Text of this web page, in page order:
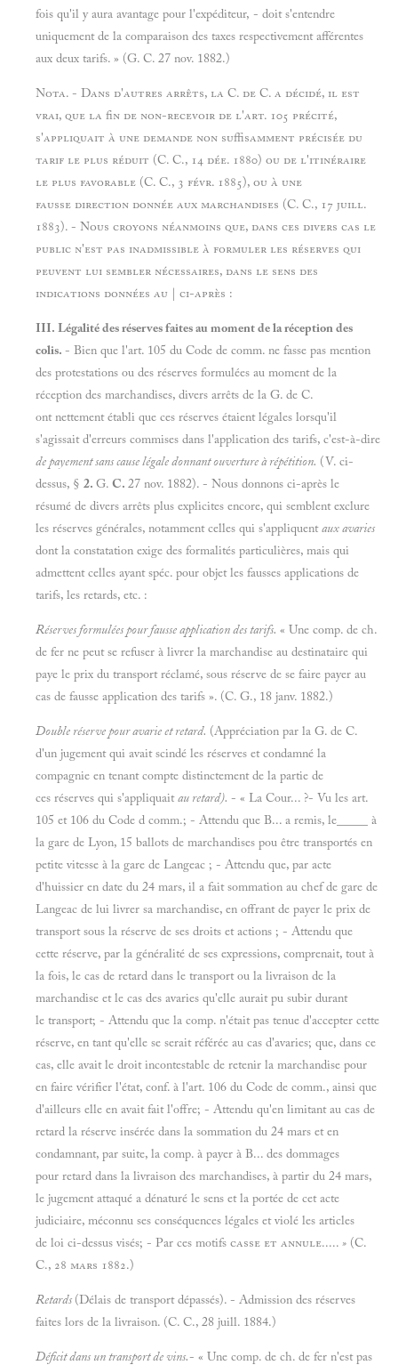
fois qu'il y aura avantage pour l'expéditeur, - doit s'entendre
uniquement de la comparaison des taxes respectivement afférentes
aux deux tarifs. » (G. C. 27 nov. 1882.)
Nota. - Dans d'autres arrêts, la C. de C. a décidé, il est
vrai, que la fin de non-recevoir de l'art. 105 précité,
s'appliquait à une demande non suffisamment précisée du
tarif le plus réduit (C. C., 14 dée. 1880) ou de l'itinéraire
le plus favorable (C. C., 3 févr. 1885), ou à une
fausse direction donnée aux marchandises (C. C., 17 juill.
1883). - Nous croyons néanmoins que, dans ces divers cas le
public n'est pas inadmissible à formuler les réserves qui
peuvent lui sembler nécessaires, dans le sens des
indications données au | ci-après :
III. Légalité des réserves faites au moment de la réception des
colis. - Bien que l'art. 105 du Code de comm. ne fasse pas mention
des protestations ou des réserves formulées au moment de la
réception des marchandises, divers arrêts de la G. de C.
ont nettement établi que ces réserves étaient légales lorsqu'il
s'agissait d'erreurs commises dans l'application des tarifs, c'est-à-dire
de payement sans cause légale donnant ouvertureàrépétition. (V. ci-
dessus, § 2. G. C. 27 nov. 1882). - Nous donnons ci-après le
résumé de divers arrêts plus explicites encore, qui semblent exclure
les réserves générales, notamment celles qui s'appliquentaux avaries
dont la constatation exige des formalités particulières, mais qui
admettent celles ayant spéc. pour objet les fausses applications de
tarifs, les retards, etc. :
Réserves formulées pour fausse application des tarifs. « Une comp. de ch.
de fer ne peut se refuser à livrer la marchandise au destinataire qui
paye le prix du transport réclamé, sous réserve de se faire payer au
cas de fausse application des tarifs ». (C. G., 18 janv. 1882.)
Double réserve pour avarie et retard. (Appréciation par la G. de C.
d'un jugement qui avait scindé les réserves et condamné la
compagnie en tenant compte distinctement de la partie de
ces réserves qui s'appliquaitau retard). - « La Cour... ?- Vu les art.
105 et 106 du Code d comm.; - Attendu que B... a remis, le_____ à
la gare de Lyon, 15 ballots de marchandises pou être transportés en
petite vitesse à la gare de Langeac ; - Attendu que, par acte
d'huissier en date du 24 mars, il a fait sommation au chef de gare de
Langeac de lui livrer sa marchandise, en offrant de payer le prix de
transport sous la réserve de ses droits et actions ; - Attendu que
cette réserve, par la généralité de ses expressions, comprenait, tout à
la fois, le cas de retard dans le transport ou la livraison de la
marchandise et le cas des avaries qu'elle aurait pu subir durant
le transport; - Attendu que la comp. n'était pas tenue d'accepter cette
réserve, en tant qu'elle se serait référée au cas d'avaries; que, dans ce
cas, elle avait le droit incontestable de retenir la marchandise pour
en faire vérifier l'état, conf. à l'art. 106 du Code de comm., ainsi que
d'ailleurs elle en avait fait l'offre; - Attendu qu'en limitant au cas de
retard la réserve insérée dans la sommation du 24 mars et en
condamnant, par suite, la comp. à payer à B... des dommages
pour retard dans la livraison des marchandises, à partir du 24 mars,
le jugement attaqué a dénaturé le sens et la portée de cet acte
judiciaire, méconnu ses conséquences légales et violé les articles
de loi ci-dessus visés; - Par ces motifs casse et annule..... » (C.
C., 28 mars 1882.)
Retards (Délais de transport dépassés). - Admission des réserves
faites lors de la livraison. (C. C., 28 juill. 1884.)
Déficit dans un transport de vins.- « Une comp. de ch. de fer n'est pas